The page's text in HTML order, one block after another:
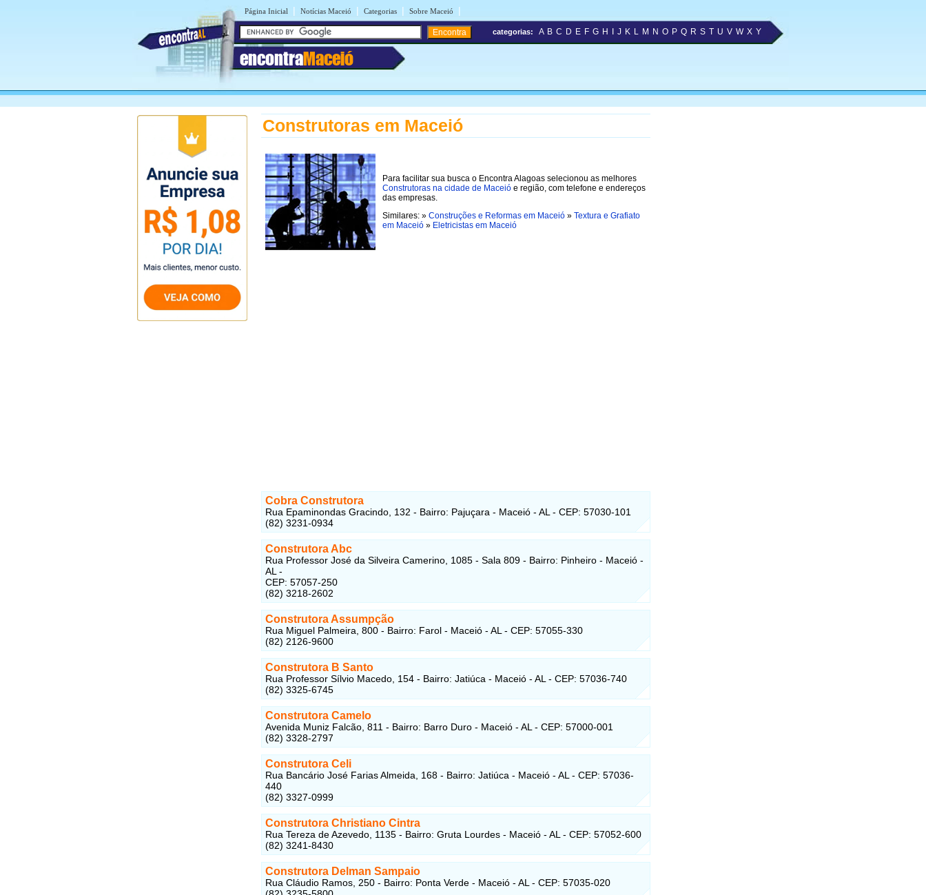
Página Inicial | Notícias Maceió | Categorias | Sobre Maceió |
encontraMaceió
categorias: A B C D E F G H J K L M N O P Q R S T U V W X Y
Construtoras em Maceió
Para facilitar sua busca o Encontra Alagoas selecionou as melhores
Construtoras na cidade de Maceió e região, com telefone e endereços
das empresas.
Similares: » Construções e Reformas em Maceió » Textura e Grafiato
em Maceió » Eletricistas em Maceió
Cobra Construtora
Rua Epaminondas Gracindo, 132 - Bairro: Pajuçara - Maceió - AL - CEP: 57030-101
(82) 3231-0934
Construtora Abc
Rua Professor José da Silveira Camerino, 1085 - Sala 809 - Bairro: Pinheiro - Maceió -
AL -
CEP: 57057-250
(82) 3218-2602
Construtora Assumpção
Rua Miguel Palmeira, 800 - Bairro: Farol - Maceió - AL - CEP: 57055-330
(82) 2126-9600
Construtora B Santo
Rua Professor Sílvio Macedo, 154 - Bairro: Jatiúca - Maceió - AL - CEP: 57036-740
(82) 3325-6745
Construtora Camelo
Avenida Muniz Falcão, 811 - Bairro: Barro Duro - Maceió - AL - CEP: 57000-001
(82) 3328-2797
Construtora Celi
Rua Bancário José Farias Almeida, 168 - Bairro: Jatiúca - Maceió - AL - CEP: 57036-
440
(82) 3327-0999
Construtora Christiano Cintra
Rua Tereza de Azevedo, 1135 - Bairro: Gruta Lourdes - Maceió - AL - CEP: 57052-600
(82) 3241-8430
Construtora Delman Sampaio
Rua Cláudio Ramos, 250 - Bairro: Ponta Verde - Maceió - AL - CEP: 57035-020